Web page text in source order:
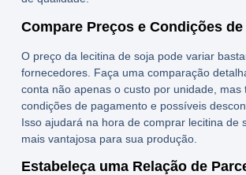
Compare Preços e Condições
O preço da lecitina de soja pode variar
fornecedores. Faça uma comparação
conta não apenas o custo por unidade, mas
condições de pagamento e possíveis
Isso ajudará na hora de comprar lecitina de
mais vantajosa para sua produção.
Estabeleça uma Relação de